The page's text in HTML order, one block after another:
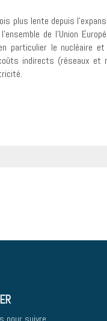
plus lente depuis
de l’Union
particulier le nucléaire
indirects (réseaux et